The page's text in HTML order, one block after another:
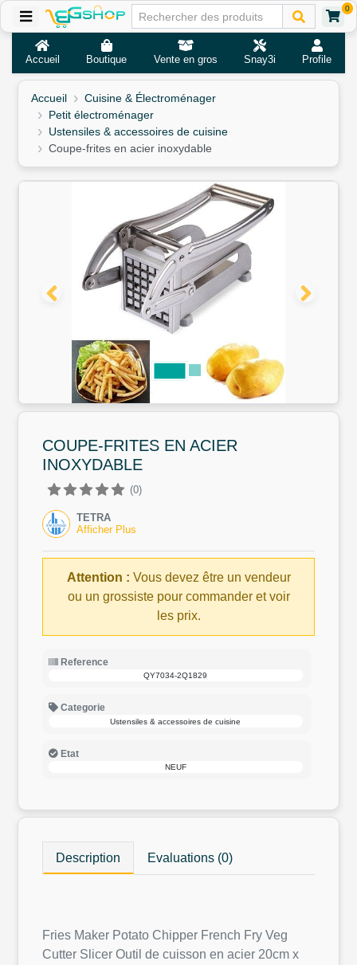
0
Accueil Boutique Vente en gros Snay3i Profile
Accueil
Cuisine & Électroménager
Petit électroménager
Ustensiles & accessoires de cuisine
Coupe-frites en acier inoxydable
COUPE-FRITES EN ACIER
INOXYDABLE
(0)
TETRA
Afficher Plus
Attention : Vous devez être un vendeur
ou un grossiste pour commander et voir
les prix.
Reference
QY7034-2Q1829
Categorie
Ustensiles & accessoires de cuisine
Etat
NEUF
Description Evaluations (0)
Fries Maker Potato Chipper French Fry Veg
Cutter Slicer Outil de cuisson en acier 20cm x